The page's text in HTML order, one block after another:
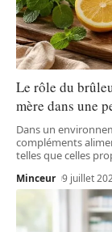
Le rôle du
mère dans une
Dans un
compléments
telles que celles
Minceur 9 juillet